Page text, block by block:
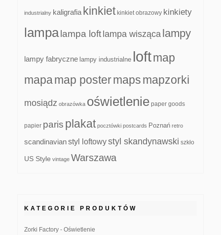
industrialny kaligrafia kinkiet kinkiet obrazowy kinkiety
lampa lampa loft lampa wisząca lampy
lampy fabryczne lampy industrialne loftmap
mapamap postermapsmapzorki
mosiądz obrazówka oświetlenie paper goods
papier paris plakat pocztówki postcards Poznań retro
scandinavianstyl loftowystyl skandynawski szkło
US Style vintage Warszawa
KATEGORIE PRODUKTÓW
Zorki Factory - Oświetlenie